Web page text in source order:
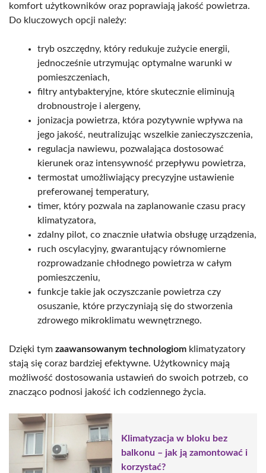
komfort użytkowników oraz poprawiają jakość powietrza.
Do kluczowych opcji należy:
tryb oszczędny, który redukuje zużycie energii,
jednocześnie utrzymując optymalne warunki w
pomieszczeniach,
filtry antybakteryjne, które skutecznie eliminują
drobnoustroje i alergeny,
jonizacja powietrza, która pozytywnie wpływa na
jego jakość, neutralizując wszelkie zanieczyszczenia,
regulacja nawiewu, pozwalająca dostosować
kierunek oraz intensywność przepływu powietrza,
termostat umożliwiający precyzyjne ustawienie
preferowanej temperatury,
timer, który pozwala na zaplanowanie czasu pracy
klimatyzatora,
zdalny pilot, co znacznie ułatwia obsługę urządzenia,
ruch oscylacyjny, gwarantujący równomierne
rozprowadzanie chłodnego powietrza w całym
pomieszczeniu,
funkcje takie jak oczyszczanie powietrza czy
osuszanie, które przyczyniają się do stworzenia
zdrowego mikroklimatu wewnętrznego.
Dzięki tym zaawansowanym technologiom klimatyzatory
stają się coraz bardziej efektywne. Użytkownicy mają
możliwość dostosowania ustawień do swoich potrzeb, co
znacząco podnosi jakość ich codziennego życia.
Klimatyzacja w bloku bez
balkonu – jak ją zamontować i
korzystać?